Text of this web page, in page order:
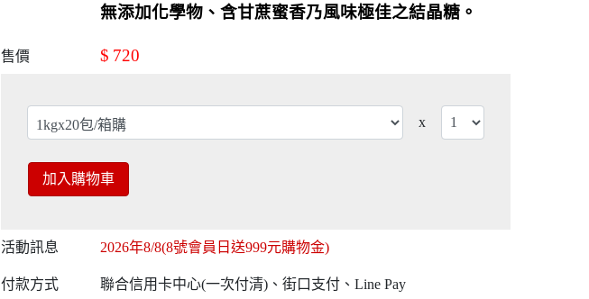
無添加化學物、含甘蔗蜜香乃風味極佳之結晶糖。
售價 $ 720
x
加入購物車
活動訊息 2026年8/8(8號會員日送999元購物金)
付款方式 聯合信用卡中心(一次付清)、街口支付、Line Pay